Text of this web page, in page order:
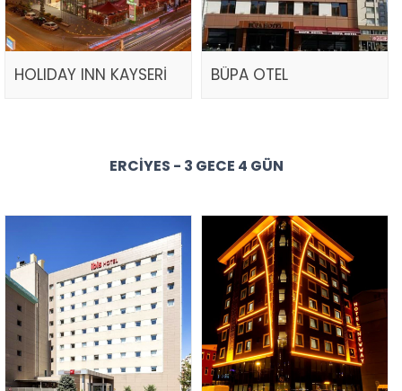
HOLIDAY INN KAYSERİ BÜPA OTEL
ERCIYES - 3 GECE 4 GÜN